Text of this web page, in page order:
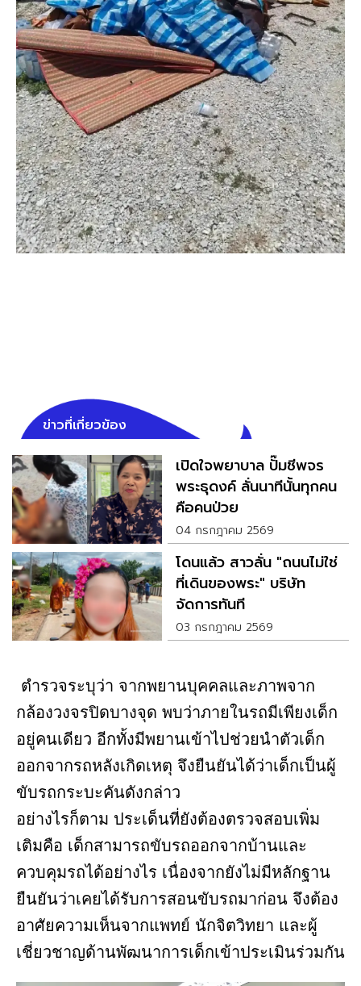
ข่าวที่เกี่ยวข้อง
เปิดใจพยาบาล ปั๊มชีพจร
พระธุดงค์ ลั่นนาทีนั้นทุกคน
คือคนป่วย
04 กรกฎาคม 2569
โดนแล้ว สาวลั่น "ถนนไม่ใช่
ที่เดินของพระ" บริษัท
จัดการทันที
03 กรกฎาคม 2569
ตำรวจระบุว่า จากพยานบุคคลและภาพจาก
กล้องวงจรปิดบางจุด พบว่าภายในรถมีเพียงเด็ก
อยู่คนเดียว อีกทั้งมีพยานเข้าไปช่วยนำตัวเด็ก
ออกจากรถหลังเกิดเหตุ จึงยืนยันได้ว่าเด็กเป็นผู้
ขับรถกระบะคันดังกล่าว
อย่างไรก็ตาม ประเด็นที่ยังต้องตรวจสอบเพิ่ม
เติมคือ เด็กสามารถขับรถออกจากบ้านและ
ควบคุมรถได้อย่างไร เนื่องจากยังไม่มีหลักฐาน
ยืนยันว่าเคยได้รับการสอนขับรถมาก่อน จึงต้อง
อาศัยความเห็นจากแพทย์ นักจิตวิทยา และผู้
เชี่ยวชาญด้านพัฒนาการเด็กเข้าประเมินร่วมกัน